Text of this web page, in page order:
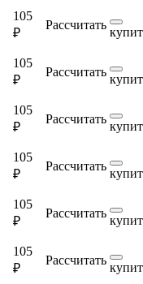
105
₽
Рассчитать
105
₽
Рассчитать
105
₽
Рассчитать
105
₽
Рассчитать
105
₽
Рассчитать
105
₽
Рассчитать